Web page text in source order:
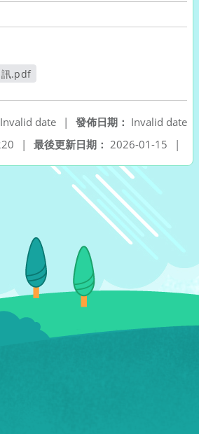
訊.pdf
發佈日期： Invalid date
Invalid date
|
最後更新日期： 2026-01-15 |
|